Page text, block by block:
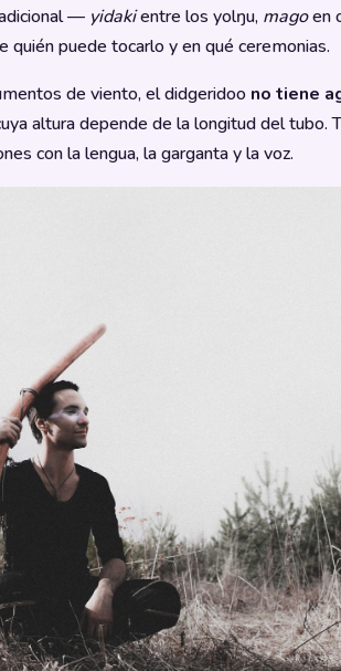
— yidakientre los yolŋu, magoen
quién puede tocarlo y en qué ceremonias.
de viento, el didgeridoo no tiene
altura depende de la longitud del tubo.
con la lengua, la garganta y la voz.